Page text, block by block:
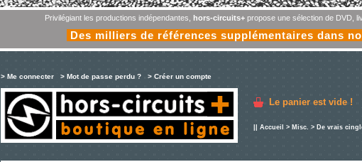
Privilégiant les productions indépendantes, hors-circuits+propose une sélection de DVD,
Des milliers de références supplémentaires dans
> Me connecter > Mot de passe perdu ? > Créer un compte
Le panier est vide !
Accueil > Misc. > De vrais